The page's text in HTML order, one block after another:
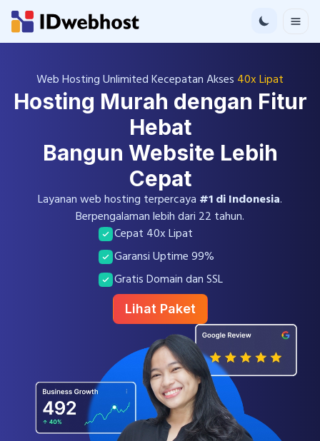
Web Hosting Unlimited Kecepatan Akses 40x Lipat
Hosting Murah dengan Fitur
Hebat
Bangun Website Lebih
Cepat
Layanan web hosting terpercaya #1 di Indonesia.
Berpengalaman lebih dari 22 tahun.
Cepat 40x Lipat
Garansi Uptime 99%
Gratis Domain dan SSL
Lihat Paket